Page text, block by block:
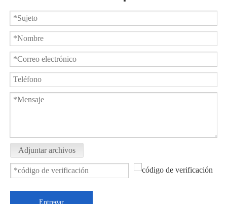
Adjuntar archivos
Entregar